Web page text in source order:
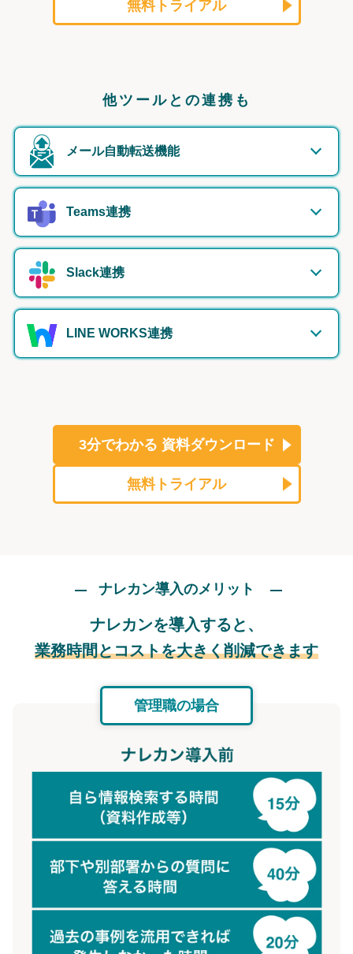
無料トライアル
他ツールとの連携も
メール自動転送機能
Teams連携
Slack連携
LINE WORKS連携
3分でわかる 資料ダウンロード
無料トライアル
ナレカン導入のメリット
ナレカンを導入すると、
業務時間とコストを大きく削減できます
管理職の場合